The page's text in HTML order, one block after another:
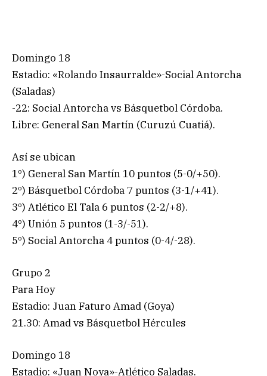
Domingo 18
Estadio: «Rolando Insaurralde»-Social Antorcha
(Saladas)
-22: Social Antorcha vs Básquetbol Córdoba.
Libre: General San Martín (Curuzú Cuatiá).
Así se ubican
1º) General San Martín 10 puntos (5-0/+50).
2º) Básquetbol Córdoba 7 puntos (3-1/+41).
3º) Atlético El Tala 6 puntos (2-2/+8).
4º) Unión 5 puntos (1-3/-51).
5º) Social Antorcha 4 puntos (0-4/-28).
Grupo 2
Para Hoy
Estadio: Juan Faturo Amad (Goya)
21.30: Amad vs Básquetbol Hércules
Domingo 18
Estadio: «Juan Noya»-Atlético Saladas.